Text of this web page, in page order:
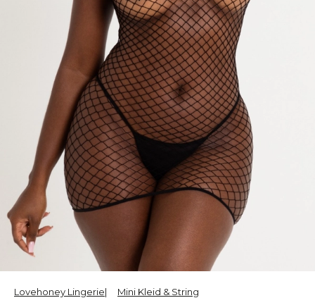
Lovehoney Lingerie Mini Kleid & String